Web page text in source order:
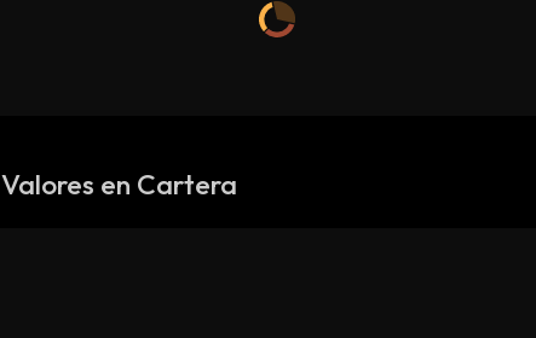
Valores en Cartera